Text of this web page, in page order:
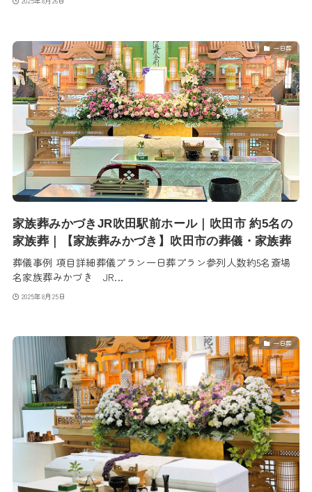
一日葬
家族葬みかづきJR吹田駅前ホール｜吹田市 約5名の
家族葬｜【家族葬みかづき】吹田市の葬儀・家族葬
葬儀事例 項目詳細葬儀プラン一日葬プラン参列人数約5名斎場
名家族葬みかづき JR...
2025年8月25日
一日葬